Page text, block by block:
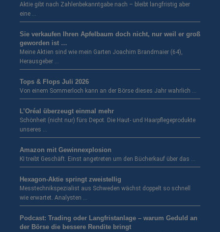
Aktie gibt nach Zahlenbekanntgabe nach – bleibt langfristig aber
eine …
Sie verkaufen Ihren Apfelbaum doch nicht, nur weil er groß
geworden ist …
Meine Aktien sind wie mein Garten Joachim Brandmaier (64),
Herausgeber …
Tops & Flops Juli 2026
Von einem Sommerloch kann an der Börse dieses Jahr wahrlich …
L’Oréal überzeugt einmal mehr
Schönheit (nicht nur) fürs Depot. Die Haut- und Haarpflegeprodukte
unseres …
Amazon mit Gewinnexplosion
KI treibt Geschäft. Einst angetreten um den Bücherkauf über das …
Hexagon-Aktie springt zweistellig
Messtechnikspezialist aus Schweden wächst doppelt so schnell
wie erwartet. Analysten …
Podcast: Trading oder Langfristanlage – warum Geduld an
der Börse die bessere Rendite bringt